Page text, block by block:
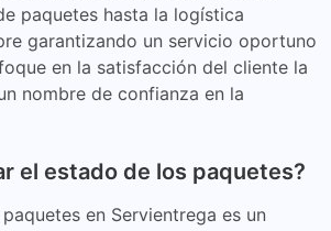
paquetes hasta la logística
garantizando un servicio oportuno
en la satisfacción del cliente la
nombre de confianza en la
el estado de los paquetes?
en Servientrega es un